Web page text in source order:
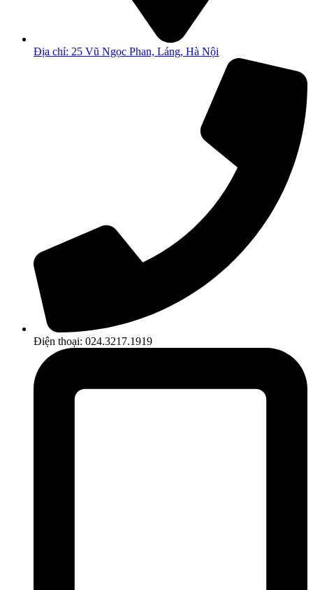
Địa chỉ: 25 Vũ Ngọc Phan, Láng, Hà Nội
Điện thoại: 024.3217.1919